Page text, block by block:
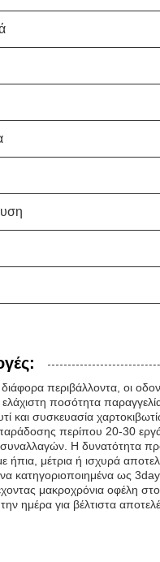
διάφορα περιβάλλοντα, οι
ποσότητα
και συσκευασία
περίπου 20-30
συναλλαγών. Η δυνατότητα
ήπια, μέτρια ή ισχυρά
κατηγοριοποιημένα ως
μακροχρόνια οφέλη
ημέρα για βέλτιστα